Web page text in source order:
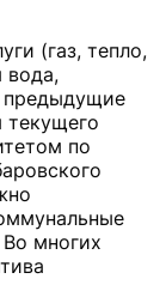
(газ, тепло,
вода,
предыдущие
текущего
по
многих